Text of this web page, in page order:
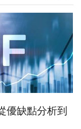
險低、獲利卻可能很高
以及有沒有哪些方式
，並在這篇文章讓你
？ 3.提高申購效率
購買公司發行的新股
發行
優缺點分析到